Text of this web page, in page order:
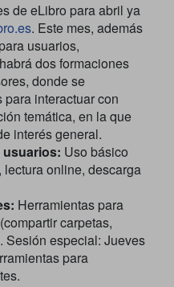
de eLibro para abril ya
. Este mes, además
usuarios,
dos formaciones
donde se
interactuar con
temática, en la que
interés general.
Uso básico
online, descarga
Herramientas para
carpetas,
Sesión especial: Jueves
para